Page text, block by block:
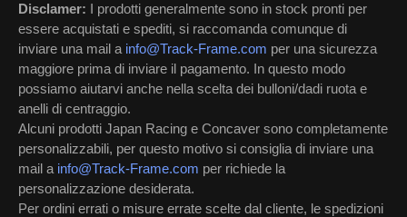
Disclamer: I prodotti generalmente sono in stock pronti per
essere acquistati e spediti, si raccomanda comunque di
inviare una mail a info@Track-Frame.com per una sicurezza
maggiore prima di inviare il pagamento. In questo modo
possiamo aiutarvi anche nella scelta dei bulloni/dadi ruota e
anelli di centraggio.
Alcuni prodotti Japan Racing e Concaver sono completamente
personalizzabili, per questo motivo si consiglia di inviare una
mail a info@Track-Frame.com per richiede la
personalizzazione desiderata.
Per ordini errati o misure errate scelte dal cliente, le spedizioni